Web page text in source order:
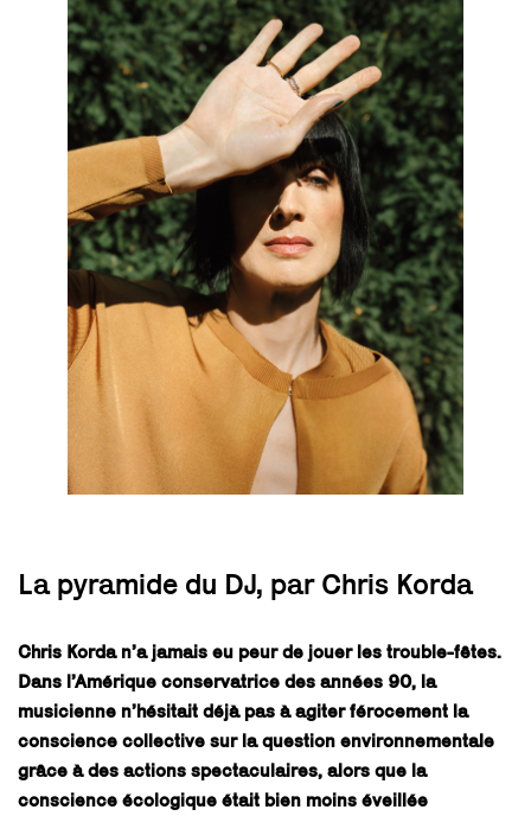
La pyramide du DJ, par Chris Korda
Chris Korda n’a jamais eu peur de jouer les trouble-fêtes.
Dans l’Amérique conservatrice des années 90, la
musicienne n’hésitait déjà pas à agiter férocement la
conscience collective sur la question environnementale
grâce à des actions spectaculaires, alors que la
conscience écologique était bien moins éveillée